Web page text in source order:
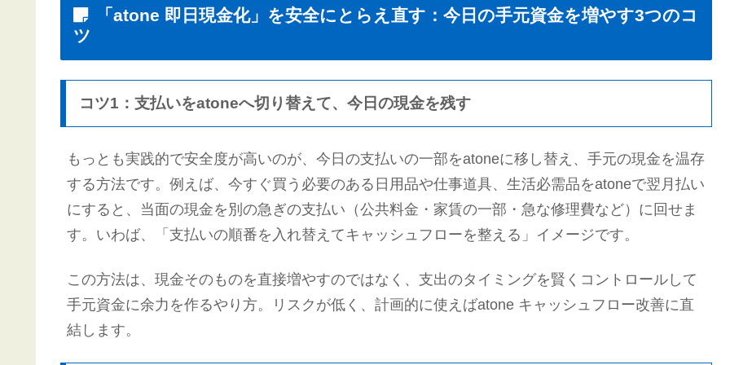
「atone 即日現金化」を安全にとらえ直す：今日の手元資金を増やす3つのコ
ツ
コツ1：支払いをatoneへ切り替えて、今日の現金を残す
もっとも実践的で安全度が高いのが、今日の支払いの一部をatoneに移し替え、手元の現金を温存
する方法です。例えば、今すぐ買う必要のある日用品や仕事道具、生活必需品をatoneで翌月払い
にすると、当面の現金を別の急ぎの支払い（公共料金・家賃の一部・急な修理費など）に回せま
す。いわば、「支払いの順番を入れ替えてキャッシュフローを整える」イメージです。
この方法は、現金そのものを直接増やすのではなく、支出のタイミングを賢くコントロールして
手元資金に余力を作るやり方。リスクが低く、計画的に使えばatone キャッシュフロー改善に直
結します。